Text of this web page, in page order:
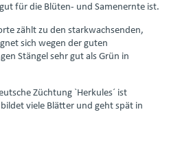
für die Blüten- und Samenernte ist.
zählt zu den starkwachsenden,
sich wegen der guten
Stängel sehr gut als Grün in
Züchtung `Herkules´ ist
viele Blätter und geht spät in